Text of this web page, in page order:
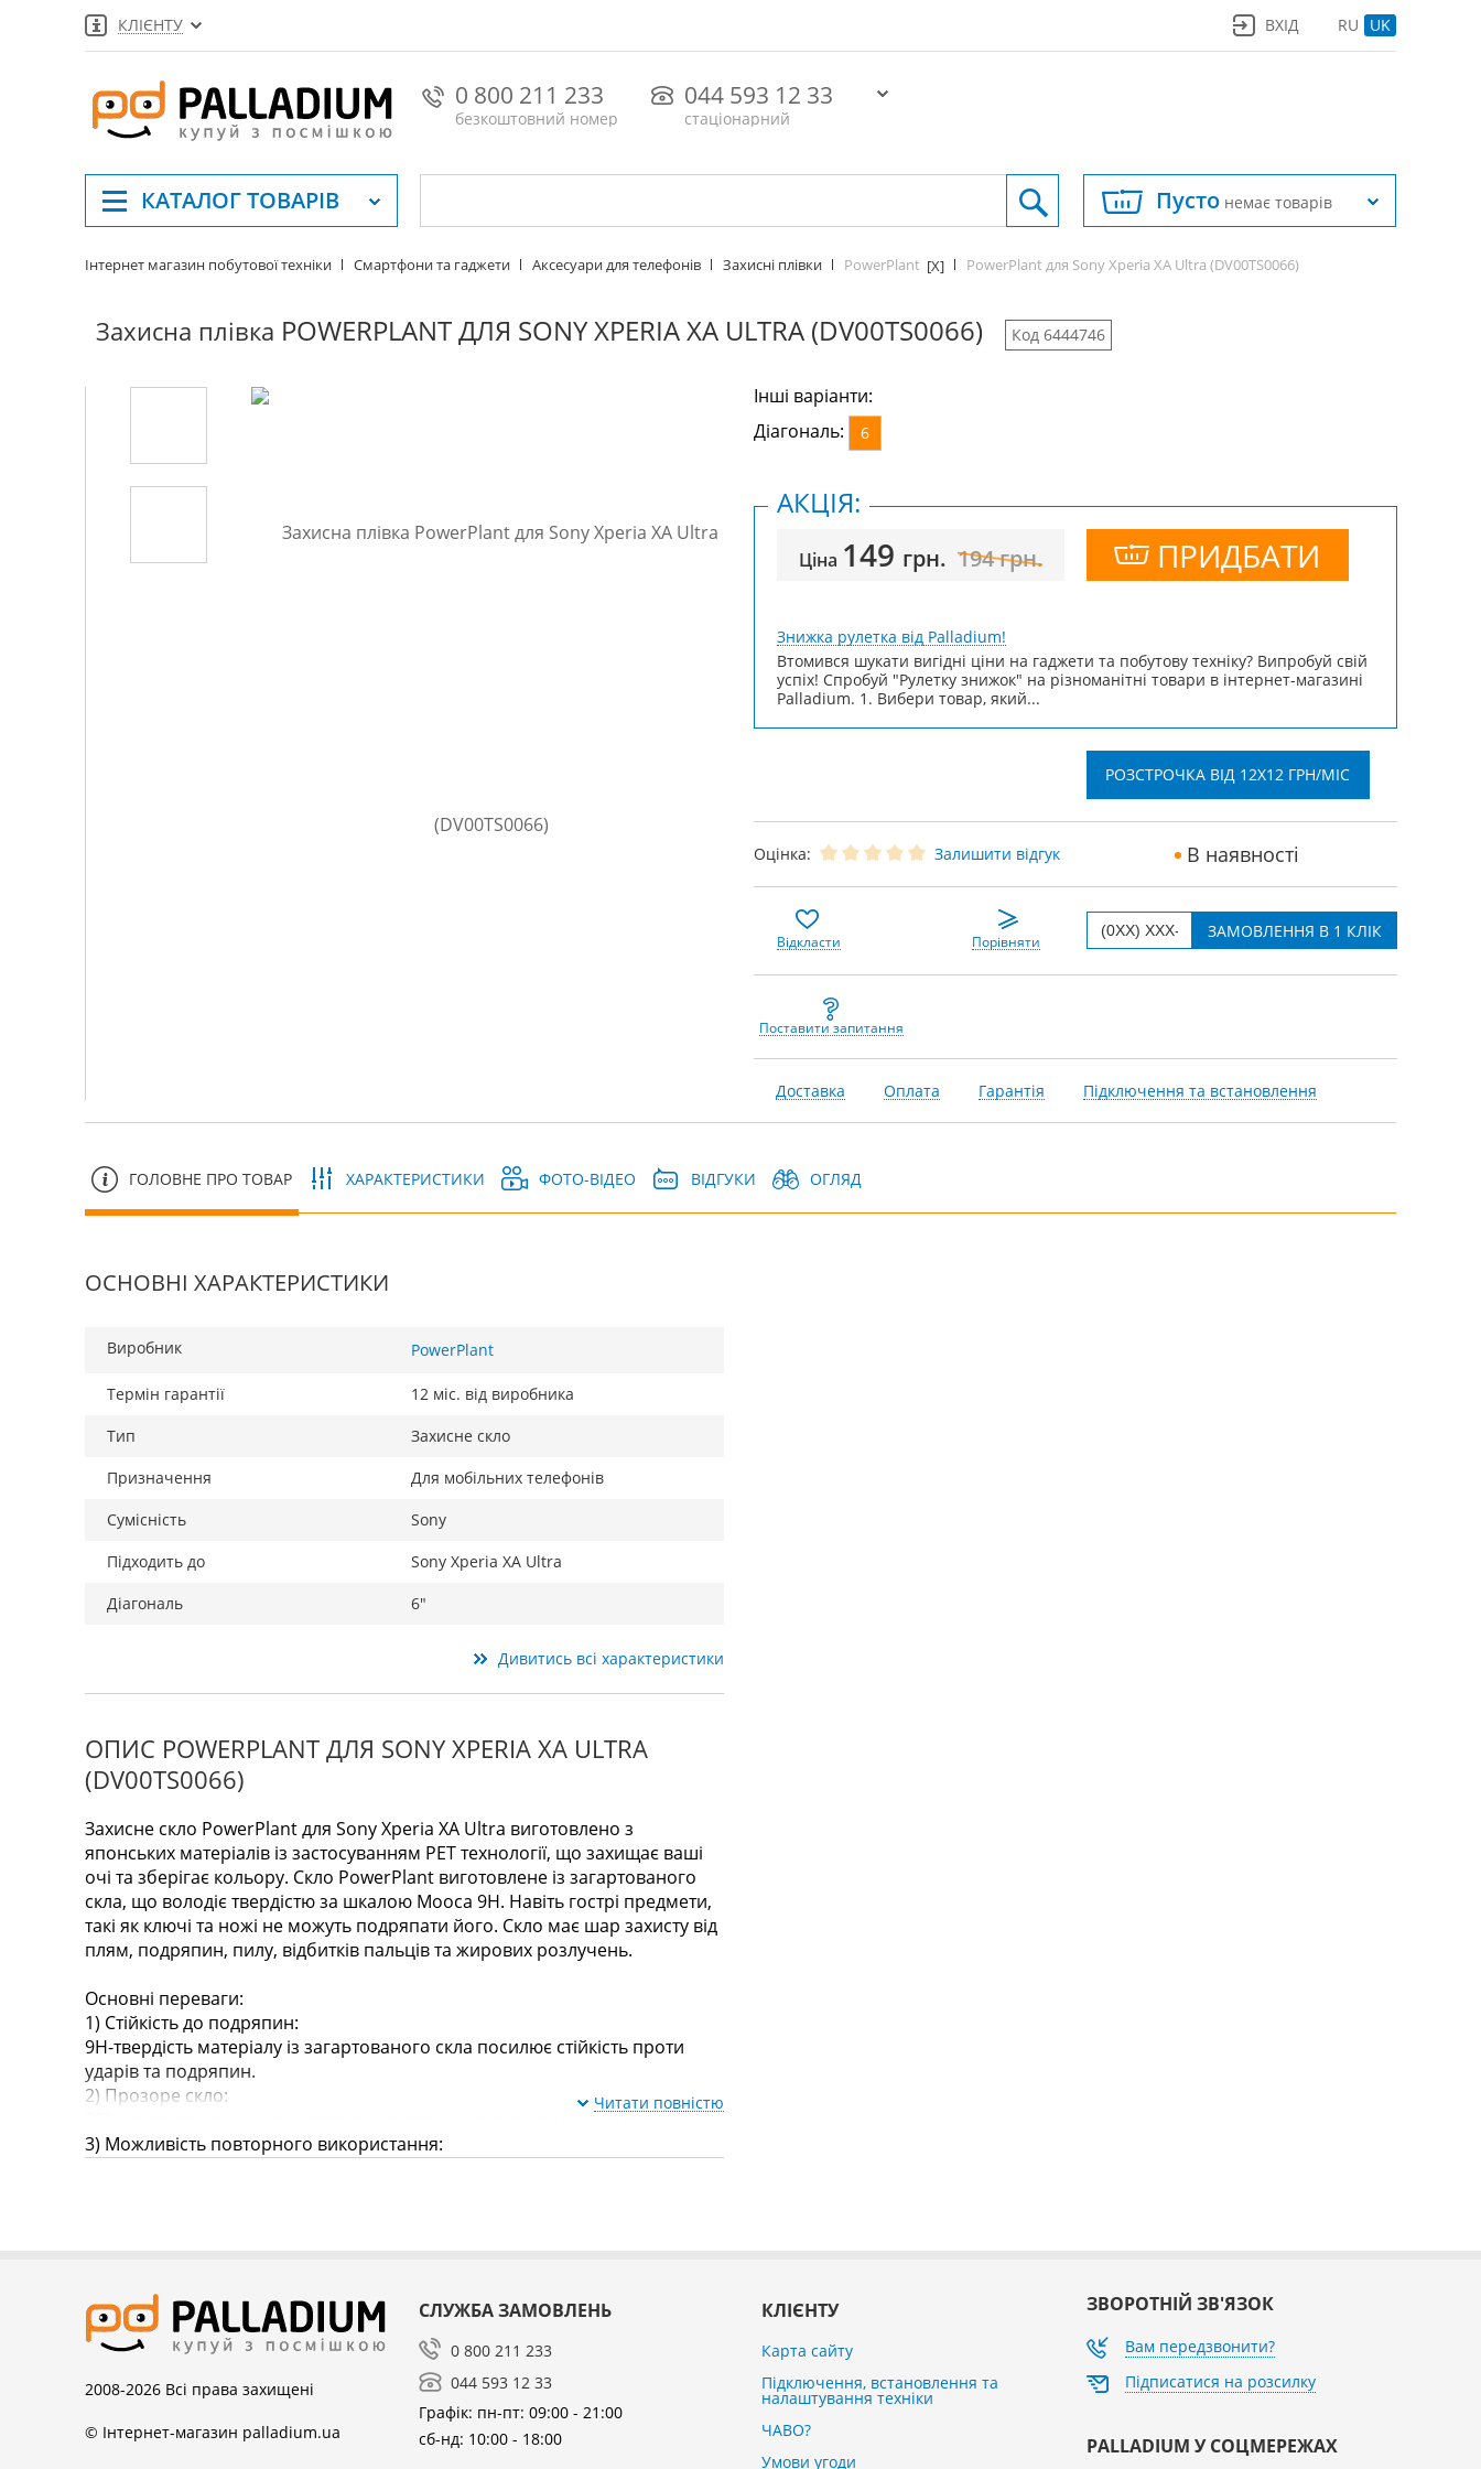
КЛІЄНТУ RU UK
ВХІД
0 800 211 233
безкоштовний номер
044 593 12 33
стаціонарний
КАТАЛОГТОВАРІВ Пусто немає товарів
Інтернет магазин побутової техніки Смартфони та гаджети Аксесуари для телефонів Захисні плівки PowerPlant [X] PowerPlant для Sony Xperia XA Ultra (DV00TS0066)
Захисна плівка POWERPLANT ДЛЯ SONY XPERIA XA ULTRA (DV00TS0066) Код 6444746
Інші варіанти:
Діагональ:
6
Ціна 149 грн. 194грн. ПРИДБАТИ
АКЦІЯ:
Знижка рулетка від Palladium!
Втомився шукати вигідні ціни на гаджети та побутову техніку? Випробуй свій
успіх! Спробуй "Рулетку знижок" на різноманітні товари в інтернет-магазині
Palladium. 1. Вибери товар, який...
РОЗСТРОЧКА ВІД 12X12 ГРН/МІС
Оцінка: Залишити відгук В наявності
Відкласти Порівняти
Поставити запитання
Доставка Оплата Гарантія Підключення та встановлення
ГОЛОВНЕ ПРО ТОВАР ХАРАКТЕРИСТИКИ ФОТО-ВІДЕО ВІДГУКИ ОГЛЯД
ОСНОВНІ ХАРАКТЕРИСТИКИ
Виробник PowerPlant
Термін гарантії
12 міс. від виробника
Тип
Захисне скло
Призначення
Для мобільних телефонів
Сумісність
Sony
Підходить до
Sony Xperia XA Ultra
Діагональ
6"
Дивитись всі характеристики
ОПИС POWERPLANT ДЛЯ SONY XPERIA XA ULTRA
(DV00TS0066)
Захисне скло PowerPlant для Sony Xperia XA Ultra виготовлено з
японських матеріалів із застосуванням PET технології, що захищає ваші
очі та зберігає кольору. Скло PowerPlant виготовлене із загартованого
скла, що володіє твердістю за шкалою Мооса 9H. Навіть гострі предмети,
такі як ключі та ножі не можуть подряпати його. Скло має шар захисту від
плям, подряпин, пилу, відбитків пальців та жирових розлучень.
Основні переваги:
​​1) Стійкість до подряпин:
9H-твердість матеріалу із загартованого скла посилює стійкість проти
ударів та подряпин.
2) Прозоре скло:
98% світлопропускання, картинка не втрачає якості та насиченості.
3) Можливість повторного використання:
Діагональ захисного скла: 6"
Комплектація:
1) Захисне скло
2) Полірувальна тканина
4) Наклейка для видалення пилу
Читати повністю
2008-2026 Всі права захищені
© Інтернет-магазин palladium.ua
СЛУЖБА ЗАМОВЛЕНЬ
0 800 211 233
044 593 12 33
Графік: пн-пт: 09:00 - 21:00
сб-нд: 10:00 - 18:00
КЛІЄНТУ
Карта сайту
Підключення, встановлення та
налаштування техніки
ЧАВО?
Умови угоди
ЗВОРОТНІЙ ЗВ'ЯЗОК
Вам передзвонити?
Підписатися на розсилку
PALLADIUM У СОЦМЕРЕЖАХ